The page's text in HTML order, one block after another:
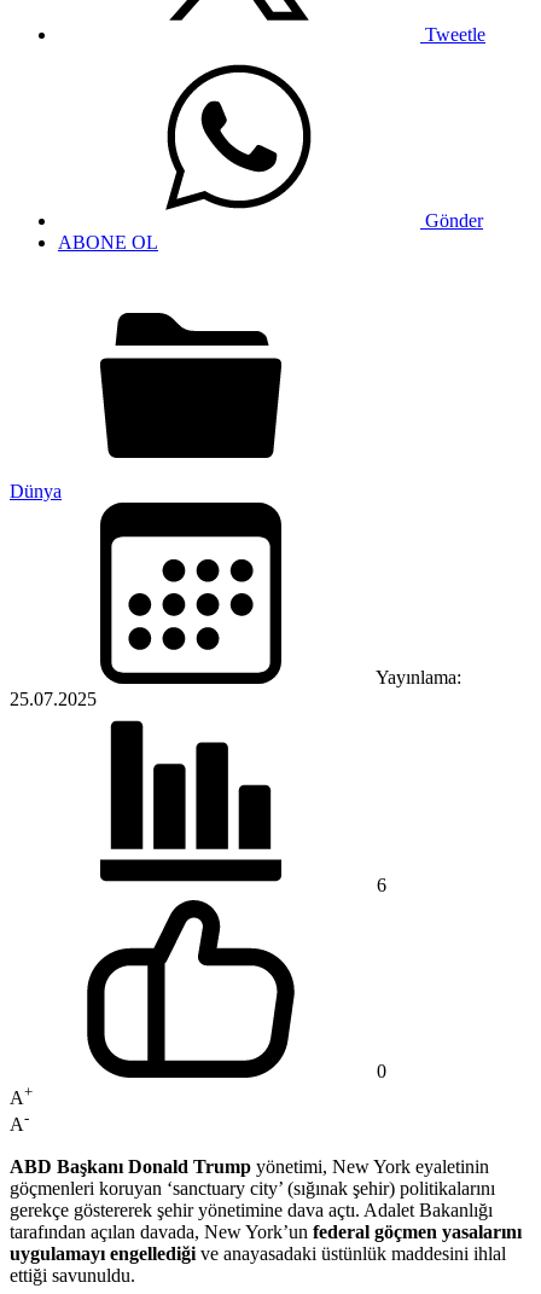
Tweetle
Gönder
ABONE OL
Dünya
Yayınlama:
25.07.2025
6
0
A+
A-
ABD Başkanı Donald Trump yönetimi, New York eyaletinin
göçmenleri koruyan ‘sanctuary city’ (sığınak şehir) politikalarını
gerekçe göstererek şehir yönetimine dava açtı. Adalet Bakanlığı
tarafından açılan davada, New York’un federal göçmen yasalarını
uygulamayı engellediği ve anayasadaki üstünlük maddesini ihlal
ettiği savunuldu.